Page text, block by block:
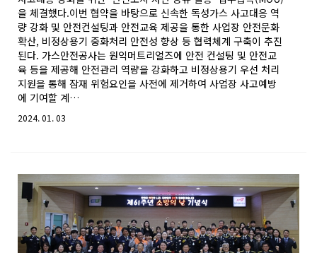
을 체결했다.이번 협약을 바탕으로 신속한 독성가스 사고대응 역
량 강화 및 안전컨설팅과 안전교육 제공을 통한 사업장 안전문화
확산, 비정상용기 중화처리 안전성 향상 등 협력체계 구축이 추진
된다. 가스안전공사는 원익머트리얼즈에 안전 컨설팅 및 안전교
육 등을 제공해 안전관리 역량을 강화하고 비정상용기 우선 처리
지원을 통해 잠재 위험요인을 사전에 제거하여 사업장 사고예방
에 기여할 계…
2024. 01. 03